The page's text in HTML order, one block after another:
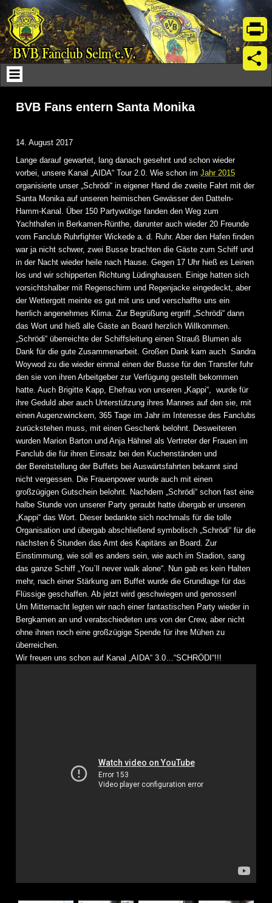
Skip
to
content
BVB Fans entern Santa Monika
14. August 2017
Lange darauf gewartet, lang danach gesehnt und schon wieder
vorbei, unsere Kanal „AIDA“ Tour 2.0. Wie schon im Jahr 2015
organisierte unser „Schrödi“ in eigener Hand die zweite Fahrt mit der
Santa Monika auf unseren heimischen Gewässer den Datteln-
Hamm-Kanal. Über 150 Partywütige fanden den Weg zum
Yachthafen in Berkamen-Rünthe, darunter auch wieder 20 Freunde
vom Fanclub Ruhrfighter Wickede a. d. Ruhr. Aber den Hafen finden
war ja nicht schwer, zwei Busse brachten die Gäste zum Schiff und
in der Nacht wieder heile nach Hause. Gegen 17 Uhr hieß es Leinen
los und wir schipperten Richtung Lüdinghausen. Einige hatten sich
vorsichtshalber mit Regenschirm und Regenjacke eingedeckt, aber
der Wettergott meinte es gut mit uns und verschaffte uns ein
herrlich angenehmes Klima. Zur Begrüßung ergriff „Schrödi“ dann
das Wort und hieß alle Gäste an Board herzlich Willkommen.
„Schrödi“ überreichte der Schiffsleitung einen Strauß Blumen als
Dank für die gute Zusammenarbeit. Großen Dank kam auch Sandra
Woywod zu die wieder einmal einen der Busse für den Transfer fuhr
den sie von ihren Arbeitgeber zur Verfügung gestellt bekommen
hatte. Auch Brigitte Kapp, Ehefrau von unseren „Kappi“, wurde für
ihre Geduld aber auch Unterstützung ihres Mannes auf den sie, mit
einen Augenzwinckern, 365 Tage im Jahr im Interesse des Fanclubs
zurückstehen muss, mit einen Geschenk belohnt. Desweiteren
wurden Marion Barton und Anja Hähnel als Vertreter der Frauen im
Fanclub die für ihren Einsatz bei den Kuchenständen und
der Bereitstellung der Buffets bei Auswärtsfahrten bekannt sind
nicht vergessen. Die Frauenpower wurde auch mit einen
großzügigen Gutschein belohnt. Nachdem „Schrödi“ schon fast eine
halbe Stunde von unserer Party geraubt hatte übergab er unseren
„Kappi“ das Wort. Dieser bedankte sich nochmals für die tolle
Organisation und übergab abschließend symbolisch „Schrödi“ für die
nächsten 6 Stunden das Amt des Kapitäns an Board. Zur
Einstimmung, wie soll es anders sein, wie auch im Stadion, sang
das ganze Schiff „You`ll never walk alone“. Nun gab es kein Halten
mehr, nach einer Stärkung am Buffet wurde die Grundlage für das
Flüssige geschaffen. Ab jetzt wird geschwiegen und genossen!
Um Mitternacht legten wir nach einer fantastischen Party wieder in
Bergkamen an und verabschiedeten uns von der Crew, aber nicht
ohne ihnen noch eine großzügige Spende für ihre Mühen zu
überreichen.
Wir freuen uns schon auf Kanal „AIDA“ 3.0…“SCHRÖDI“!!!
Print